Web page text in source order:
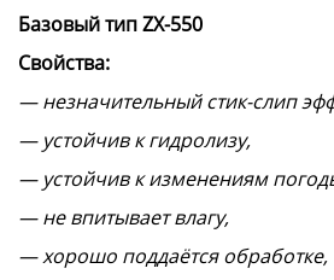
Базовый типZX-550
Свойства:
— незначительный стик-слип
— устойчив к гидролизу,
— устойчив к изменениям
— не впитывает влагу,
— хорошо поддаётся обработке,